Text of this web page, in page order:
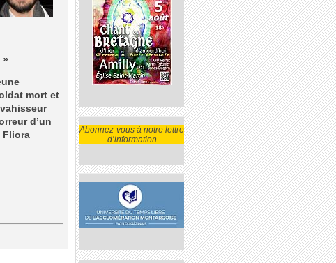
»
mort et
d’un
Fliora
Abonnez-vous à notre lettre
d’information